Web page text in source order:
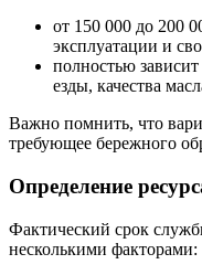
от 150 000 до 200
эксплуатации и
полностью
езды, качества
Важно помнить, что
требующее бережного
Определение
Фактический срок
несколькими факторами: